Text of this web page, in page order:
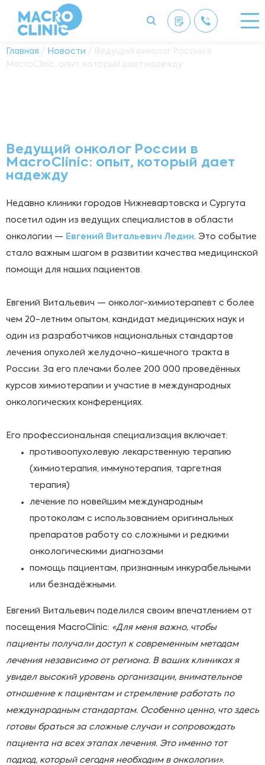
Главная / Новости / Ведущий онколог России в
MacroClinic: опыт, который дает надежду
Ведущий онколог России в
MacroClinic: опыт, который дает
надежду
Недавно клиники городов Нижневартовска и Сургута
посетил один из ведущих специалистов в области
онкологии — Евгений Витальевич Ледин. Это событие
стало важным шагом в развитии качества медицинской
помощи для наших пациентов.
Евгений Витальевич — онколог-химиотерапевт с более
чем 20-летним опытом, кандидат медицинских наук и
один из разработчиков национальных стандартов
лечения опухолей желудочно-кишечного тракта в
России. За его плечами более 200 000 проведённых
курсов химиотерапии и участие в международных
онкологических конференциях.
Его профессиональная специализация включает:
противоопухолевую лекарственную терапию
(химиотерапия, иммунотерапия, таргетная
терапия)
лечение по новейшим международным
протоколам с использованием оригинальных
препаратов работу со сложными и редкими
онкологическими диагнозами
помощь пациентам, признанным инкурабельными
или безнадёжными.
Евгений Витальевич поделился своим впечатлением от
посещения MacroClinic: «Для меня важно, чтобы
пациенты получали доступ к современным методам
лечения независимо от региона. В ваших клиниках я
увидел высокий уровень организации, внимательное
отношение к пациентам и стремление работать по
международным стандартам. Особенно ценно, что здесь
готовы браться за сложные случаи и сопровождать
пациента на всех этапах лечения. Это именно тот
подход, который сегодня необходим в онкологии».